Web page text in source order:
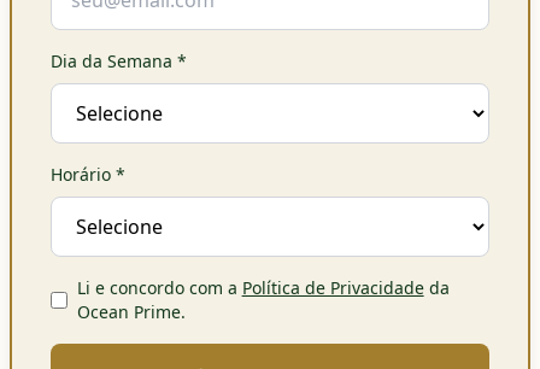
Dia da Semana *
Horário *
Li e concordo com a Política de Privacidadeda
Ocean Prime.